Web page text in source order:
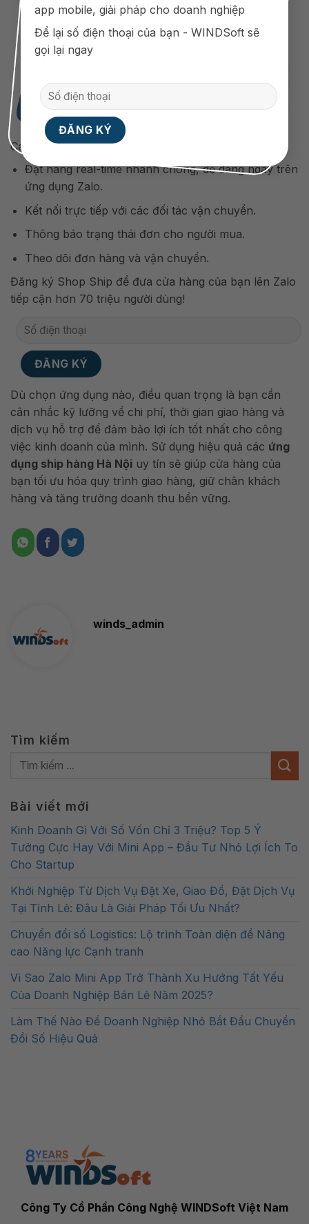
app mobile, giải pháp cho doanh nghiệp
Để lại số điện thoại của bạn - WINDSoft sẽ
gọi lại ngay
Các tính năng nổi bật của Shop Ship:
Đặt hàng real-time nhanh chóng, dễ dàng ngay trên
ứng dụng Zalo.
Kết nối trực tiếp với các đối tác vận chuyển.
Thông báo trạng thái đơn cho người mua.
Theo dõi đơn hàng và vận chuyển.
Đăng ký Shop Ship để đưa cửa hàng của bạn lên Zalo
tiếp cận hơn 70 triệu người dùng!
Dù chọn ứng dụng nào, điều quan trọng là bạn cần
cân nhắc kỹ lưỡng về chi phí, thời gian giao hàng và
dịch vụ hỗ trợ để đảm bảo lợi ích tốt nhất cho công
việc kinh doanh của mình. Sử dụng hiệu quả các ứng
dụng ship hàng Hà Nội uy tín sẽ giúp cửa hàng của
bạn tối ưu hóa quy trình giao hàng, giữ chân khách
hàng và tăng trưởng doanh thu bền vững.
winds_admin
Tìm kiếm
Bài viết mới
Kinh Doanh Gì Với Số Vốn Chỉ 3 Triệu? Top 5 Ý
Tưởng Cực Hay Với Mini App – Đầu Tư Nhỏ Lợi Ích To
Cho Startup
Khởi Nghiệp Từ Dịch Vụ Đặt Xe, Giao Đồ, Đặt Dịch Vụ
Tại Tỉnh Lẻ: Đâu Là Giải Pháp Tối Ưu Nhất?
Chuyển đổi số Logistics: Lộ trình Toàn diện để Nâng
cao Năng lực Cạnh tranh
Vì Sao Zalo Mini App Trở Thành Xu Hướng Tất Yếu
Của Doanh Nghiệp Bán Lẻ Năm 2025?
Làm Thế Nào Để Doanh Nghiệp Nhỏ Bắt Đầu Chuyển
Đổi Số Hiệu Quả
Công Ty Cổ Phần Công Nghệ WINDSoft Việt Nam